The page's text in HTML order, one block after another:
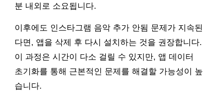
분 내외로 소요됩니다.
이후에도 인스타그램 음악 추가 안됨 문제가 지속된
다면, 앱을 삭제 후 다시 설치하는 것을 권장합니다.
이 과정은 시간이 다소 걸릴 수 있지만, 앱 데이터
초기화를 통해 근본적인 문제를 해결할 가능성이 높
습니다.